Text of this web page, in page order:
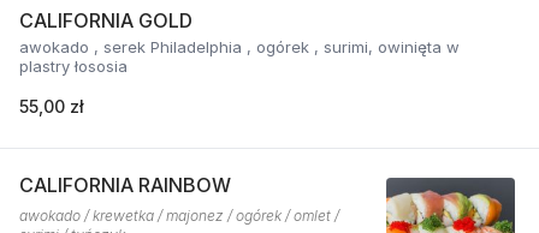
CALIFORNIA GOLD
awokado , serek Philadelphia , ogórek , surimi, owinięta w
plastry łososia
55,00 zł
CALIFORNIA RAINBOW
awokado / krewetka / majonez / ogórek / omlet /